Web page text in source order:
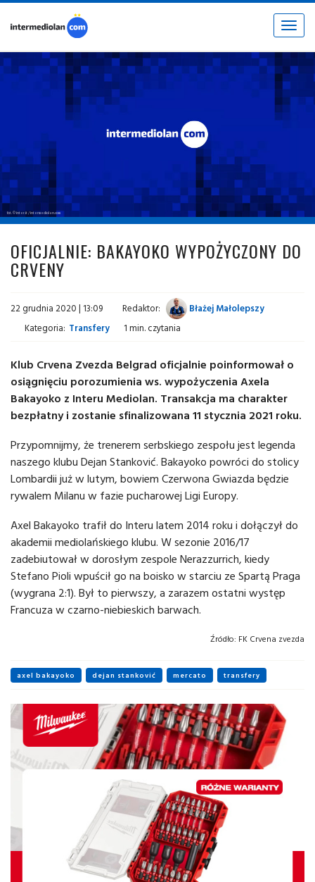
Toggle
fot. © inter.it / intermediolan.com
OFICJALNIE: BAKAYOKO WYPOŻYCZONY DO
CRVENY
22 grudnia 2020 | 13:09 Redaktor:
Błażej Małolepszy
Kategoria: Transfery 1 min. czytania
Klub Crvena Zvezda Belgrad oficjalnie poinformował o
osiągnięciu porozumienia ws. wypożyczenia Axela
Bakayoko z Interu Mediolan. Transakcja ma charakter
bezpłatny i zostanie sfinalizowana 11 stycznia 2021 roku.
Przypomnijmy, że trenerem serbskiego zespołu jest legenda
naszego klubu Dejan Stanković. Bakayoko powróci do stolicy
Lombardii już w lutym, bowiem Czerwona Gwiazda będzie
rywalem Milanu w fazie pucharowej Ligi Europy.
Axel Bakayoko trafił do Interu latem 2014 roku i dołączył do
akademii mediolańskiego klubu. W sezonie 2016/17
zadebiutował w dorosłym zespole Nerazzurrich, kiedy
Stefano Pioli wpuścił go na boisko w starciu ze Spartą Praga
(wygrana 2:1). Był to pierwszy, a zarazem ostatni występ
Francuza w czarno-niebieskich barwach.
Źródło: FK Crvena zvezda
axel bakayoko dejan stanković mercato transfery